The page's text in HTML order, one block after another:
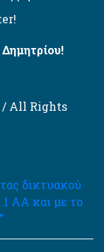
/ All Rights
δικτυακού
AA και με το